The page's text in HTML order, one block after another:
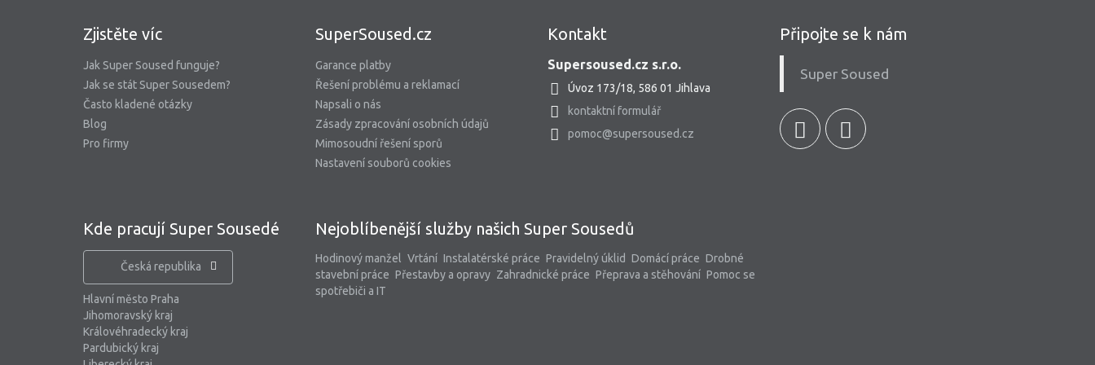
Zjistěte víc
Jak Super Soused funguje?
Jak se stát Super Sousedem?
Často kladené otázky
Blog
Pro firmy
SuperSoused.cz
Garance platby
Řešení problému a reklamací
Napsali o nás
Zásady zpracování osobních údajů
Mimosoudní řešení sporů
Nastavení souborů cookies
Kontakt
Supersoused.cz s.r.o.
Úvoz 173/18, 586 01 Jihlava
kontaktní formulář
pomoc@supersoused.cz
Kde pracují Super Sousedé
Česká republika
Hlavní město Praha
Jihomoravský kraj
Královéhradecký kraj
Pardubický kraj
Nejoblíbenější služby našich Super Sousedů
Hodinový manžel Vrtání Instalatérské práce Pravidelný úklid Domácí práce Drobné
stavební práce Přestavby a opravy Zahradnické práce Přeprava a stěhování Pomoc se
spotřebiči a IT
Připojte se k nám
Super Soused